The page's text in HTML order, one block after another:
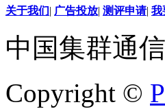
关于我们| 广告投放| 测评申请| 我
中国集群通
Copyright ©